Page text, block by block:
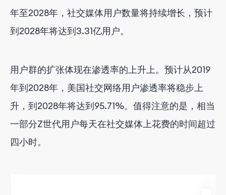
年至2028年，社交媒体用户数量将持续增长，预计
到2028年将达到3.31亿用户。
用户群的扩张体现在渗透率的上升上。预计从2019
年到2028年，美国社交网络用户渗透率将稳步上
升，到2028年将达到95.71%。值得注意的是，相当
一部分Z世代用户每天在社交媒体上花费的时间超过
四小时。